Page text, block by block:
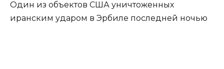
Один из объектов США уничтоженных
иранским ударом в Эрбиле последней ночью